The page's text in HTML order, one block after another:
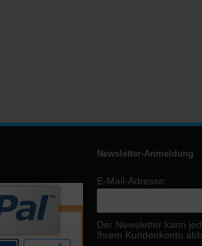
Newsletter-Anmeldung
E-Mail-Adresse:
Der Newsletter kann
Ihrem Kundenkonto